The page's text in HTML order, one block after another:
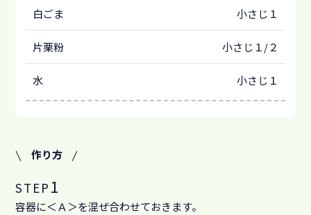
白ごま 小さじ１
片栗粉 小さじ１/２
水 小さじ１
作り方
STEP 1
容器に＜Ａ＞を混ぜ合わせておきます。